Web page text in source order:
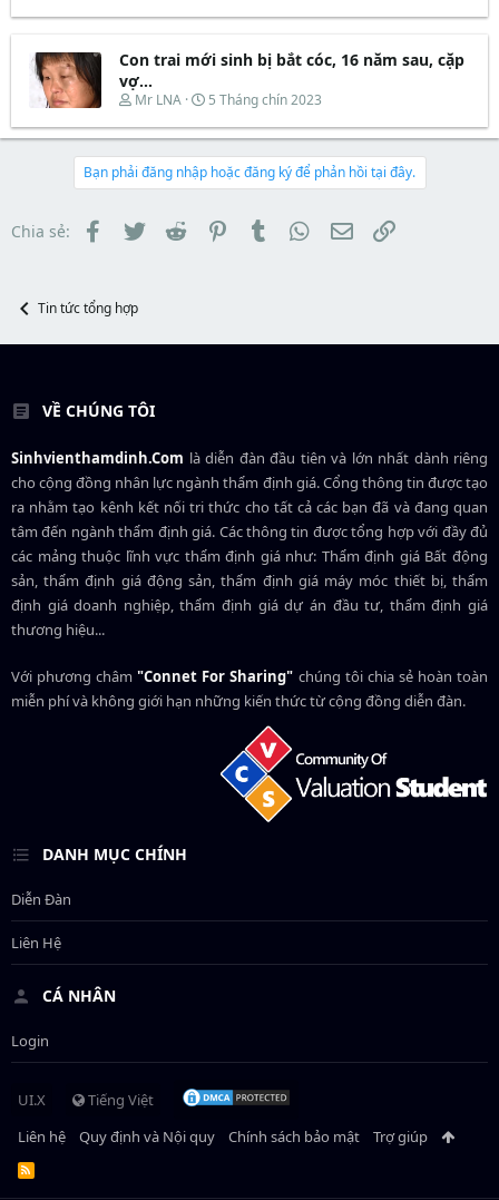
a
t
e
r
ầ
r
a
d
s
a
t
e
à
b
t
ầ
Con trai mới sinh bị bắt cóc, 16 năm sau, cặp
vợ...
T
r
a
d
t
a
r
Mr LNA
N
à
b
ắ
đ
ầ
5 Tháng chín 2023
Bạn phải đăng nhập hoặc đăng ký để phản hồi tại đây.
Chia sẻ: Facebook
TwitterReddit PinterestTumblr WhatsApp
EmailLink
Tin tức tổng hợp
VỀ CHÚNG TÔI
Sinhvienthamdinh.Com là diễn đàn đầu tiên và lớn nhất dành riêng
cho cộng đồng nhân lực ngànhthẩm định giá. Cổng thông tin được tạo
ra nhằm tạo kênh kết nối tri thức cho tất cả các bạn đã và đang quan
tâm đến ngành thẩm định giá. Các thông tin được tổng hợp với đầy đủ
các mảng thuộc lĩnh vực thẩm định giá như: Thẩm định giá Bất động
sản, thẩm định giá động sản, thẩm định giá máy móc thiết bị, thẩm
định giá doanh nghiệp, thẩm định giá dự án đầu tư, thẩm định giá
thương hiệu...
Với phương châm"Connet For Sharing" chúng tôi chia sẻ hoàn toàn
miễn phí và không giới hạn những kiến thức từ cộng đồng diễn đàn.
DANH MỤC CHÍNH
Diễn Đàn
Liên Hệ
CÁ NHÂN
Login
UI.X
Tiếng Việt
Liên hệ
Quy định và Nội quy Chính sách bảo mật Trợ giúp
R